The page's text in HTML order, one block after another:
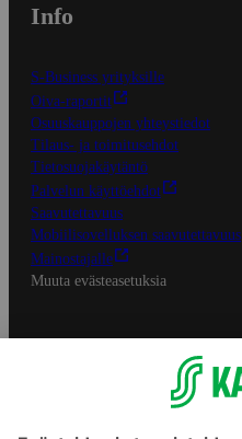
Info
S-Business yrityksille
Oiva-raportit
Osuuskauppojen yhteystiedot
Tilaus- ja toimitusehdot
Tietosuojakäytäntö
Palvelun käyttöehdot
Saavutettavuus
Mobiilisovelluksen saavutettavuus
Mainostajalle
Muuta evästeasetuksia
S-ryhmän palvelut